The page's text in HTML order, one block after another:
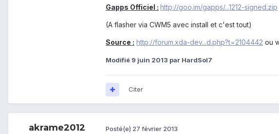
Gapps Officiel : http://goo.im/gapps/...1212-signed.zip
(A flasher via CWM5 avec install et c'est tout)
Source : http://forum.xda-dev...d.php?t=2104442 ou
Modifié 9 juin 2013 par HardSol7
Citer
akrame2012 Posté(e) 27 février 2013